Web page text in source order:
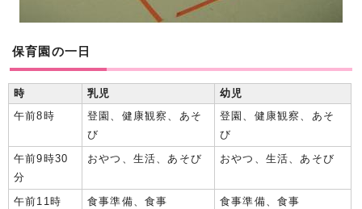
保育園の一日
時 乳児
幼児
午前8時
登園、健康観察、あそ
び
登園、健康観察、あそ
び
午前9時30
分
おやつ、生活、あそび おやつ、生活、あそび
午前11時 食事準備、食事
食事準備、食事